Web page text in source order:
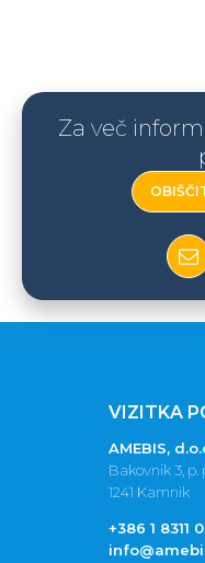
Za več
VIZITKA
AMEBIS,
Bakovnik 3, p.
1241 Kamnik
+386 1 8311